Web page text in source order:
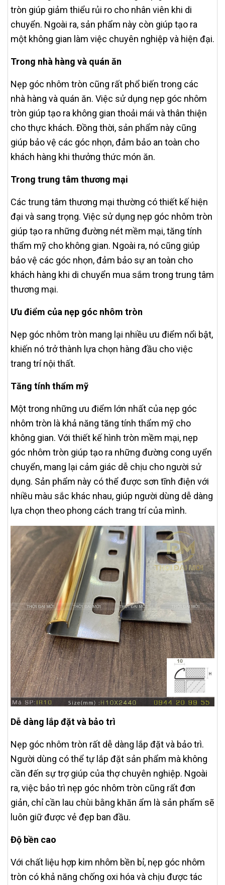
tròn giúp giảm thiểu rủi ro cho nhân viên khi di
chuyển. Ngoài ra, sản phẩm này còn giúp tạo ra
một không gian làm việc chuyên nghiệp và hiện đại.
Trong nhà hàng và quán ăn
Nẹp góc nhôm tròn cũng rất phổ biến trong các
nhà hàng và quán ăn. Việc sử dụng nẹp góc nhôm
tròn giúp tạo ra không gian thoải mái và thân thiện
cho thực khách. Đồng thời, sản phẩm này cũng
giúp bảo vệ các góc nhọn, đảm bảo an toàn cho
khách hàng khi thưởng thức món ăn.
Trong trung tâm thương mại
Các trung tâm thương mại thường có thiết kế hiện
đại và sang trọng. Việc sử dụng nẹp góc nhôm tròn
giúp tạo ra những đường nét mềm mại, tăng tính
thẩm mỹ cho không gian. Ngoài ra, nó cũng giúp
bảo vệ các góc nhọn, đảm bảo sự an toàn cho
khách hàng khi di chuyển mua sắm trong trung tâm
thương mại.
Ưu điểm của nẹp góc nhôm tròn
Nẹp góc nhôm tròn mang lại nhiều ưu điểm nổi bật,
khiến nó trở thành lựa chọn hàng đầu cho việc
trang trí nội thất.
Tăng tính thẩm mỹ
Một trong những ưu điểm lớn nhất của nẹp góc
nhôm tròn là khả năng tăng tính thẩm mỹ cho
không gian. Với thiết kế hình tròn mềm mại, nẹp
góc nhôm tròn giúp tạo ra những đường cong uyển
chuyển, mang lại cảm giác dễ chịu cho người sử
dụng. Sản phẩm này có thể được sơn tĩnh điện với
nhiều màu sắc khác nhau, giúp người dùng dễ dàng
lựa chọn theo phong cách trang trí của mình.
Dễ dàng lắp đặt và bảo trì
Nẹp góc nhôm tròn rất dễ dàng lắp đặt và bảo trì.
Người dùng có thể tự lắp đặt sản phẩm mà không
cần đến sự trợ giúp của thợ chuyên nghiệp. Ngoài
ra, việc bảo trì nẹp góc nhôm tròn cũng rất đơn
giản, chỉ cần lau chùi bằng khăn ẩm là sản phẩm sẽ
luôn giữ được vẻ đẹp ban đầu.
Độ bền cao
Với chất liệu hợp kim nhôm bền bỉ, nẹp góc nhôm
tròn có khả năng chống oxi hóa và chịu được tác